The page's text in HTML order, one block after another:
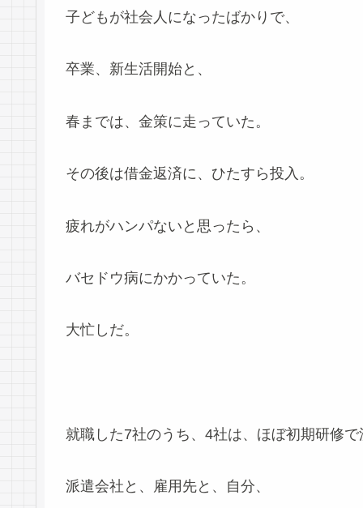
子どもが社会人になったばかりで、
卒業、新生活開始と、
春までは、金策に走っていた。
その後は借金返済に、ひたすら投入。
疲れがハンパないと思ったら、
バセドウ病にかかっていた。
大忙しだ。
就職した7社のうち、4社は、ほぼ初期研修
派遣会社と、雇用先と、自分、